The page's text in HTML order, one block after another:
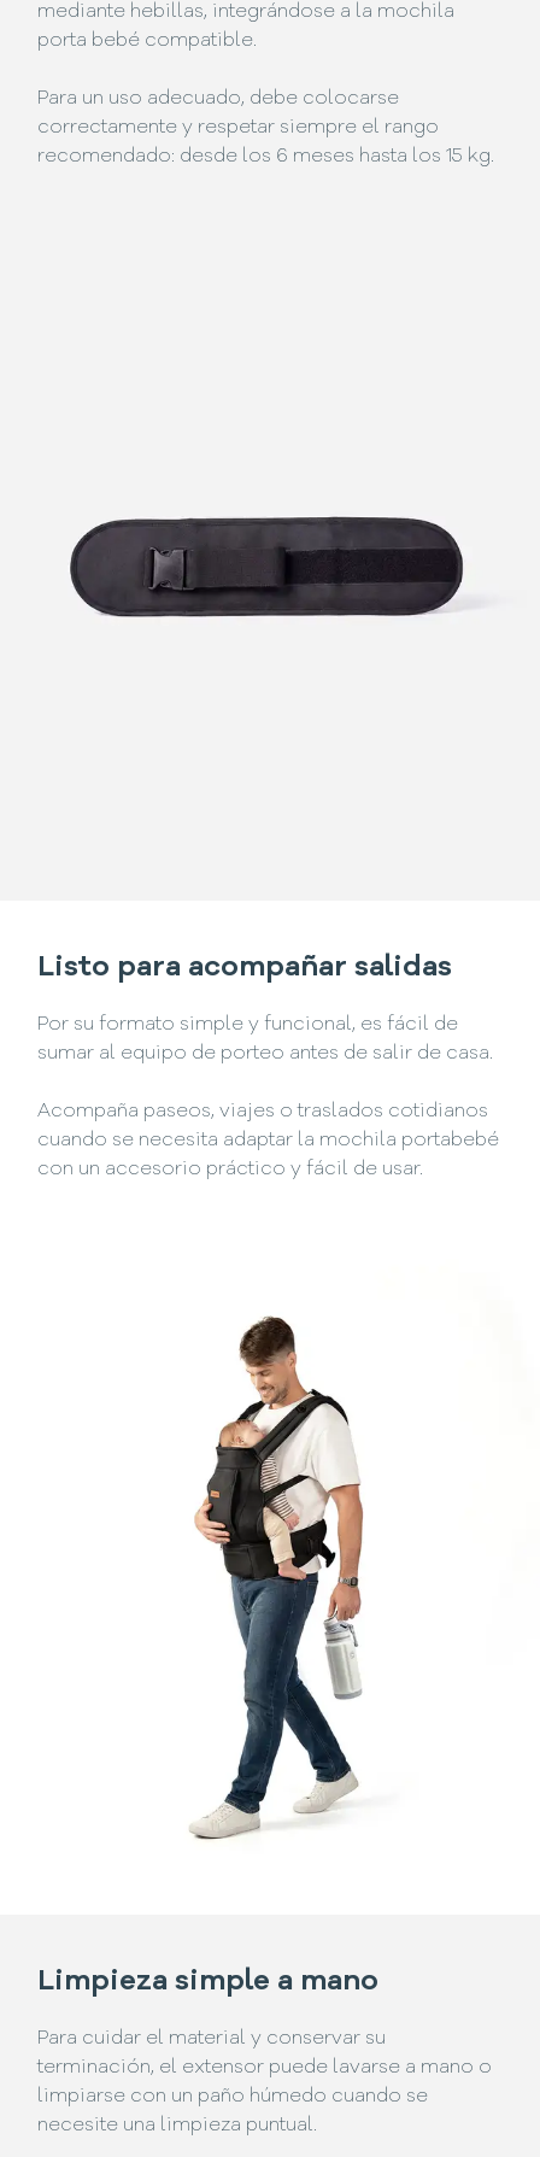
mediante hebillas, integrándose a la mochila
porta bebé compatible.
Para un uso adecuado, debe colocarse
correctamente y respetar siempre el rango
recomendado: desde los 6 meses hasta los 15 kg.
Listo para acompañar salidas
Por su formato simple y funcional, es fácil de
sumar al equipo de porteo antes de salir de casa.
Acompaña paseos, viajes o traslados cotidianos
cuando se necesita adaptar la mochila portabebé
con un accesorio práctico y fácil de usar.
Limpieza simple a mano
Para cuidar el material y conservar su
terminación, el extensor puede lavarse a mano o
limpiarse con un paño húmedo cuando se
necesite una limpieza puntual.